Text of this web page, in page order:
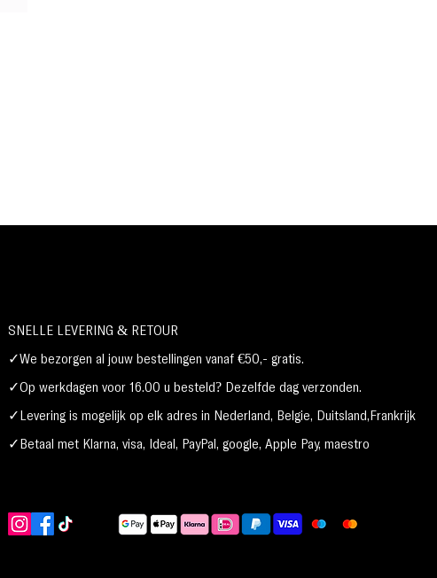
Sulfaten Vrij
uw lippen aan.
SNELLE LEVERING & RETOUR
✓We bezorgen al jouw bestellingen vanaf €50,- gratis.
✓Op werkdagen voor 16.00 u besteld? Dezelfde dag verzonden.
✓Levering is mogelijk op elk adres in Nederland, België, Duitsland,Frankrijk
✓Betaal met Klarna, visa, Ideal, PayPal, google, Apple Pay, maestro